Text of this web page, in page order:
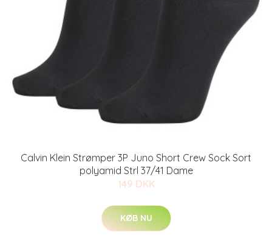
Calvin Klein Strømper 3P Juno Short Crew Sock Sort
polyamid Strl 37/41 Dame
149 DKK
KØB NU